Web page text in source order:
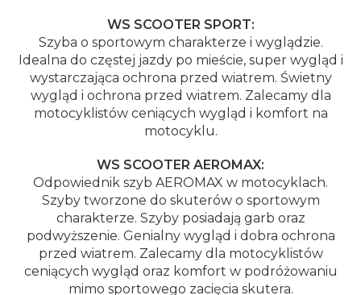
WS SCOOTER SPORT:
Szyba o sportowym charakterze i wyglądzie.
Idealna do częstej jazdy po mieście, super wygląd i
wystarczająca ochrona przed wiatrem. Świetny
wygląd i ochrona przed wiatrem. Zalecamy dla
motocyklistów ceniących wygląd i komfort na
motocyklu.
WS SCOOTER AEROMAX:
Odpowiednik szyb AEROMAX w motocyklach.
Szyby tworzone do skuterów o sportowym
charakterze. Szyby posiadają garb oraz
podwyższenie. Genialny wygląd i dobra ochrona
przed wiatrem. Zalecamy dla motocyklistów
ceniących wygląd oraz komfort w podróżowaniu
mimo sportowego zacięcia skutera.